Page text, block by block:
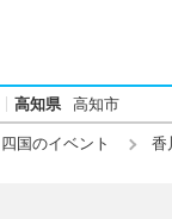
高知県 高知市
四国のイベント 香